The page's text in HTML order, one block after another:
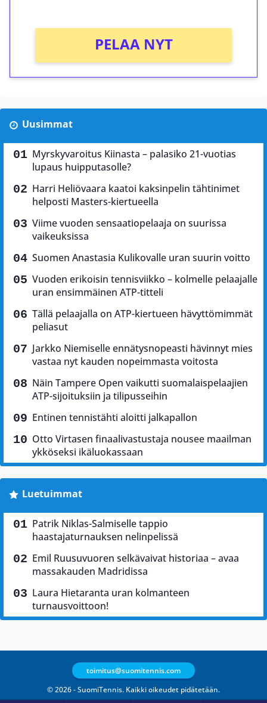
PELAA NYT
Uusimmat
Myrskyvaroitus Kiinasta – palasiko 21-vuotias
lupaus huipputasolle?
Harri Heliövaara kaatoi kaksinpelin tähtinimet
helposti Masters-kiertueella
Viime vuoden sensaatiopelaaja on suurissa
vaikeuksissa
Suomen Anastasia Kulikovalle uran suurin voitto
Vuoden erikoisin tennisviikko – kolmelle pelaajalle
uran ensimmäinen ATP-titteli
Tällä pelaajalla on ATP-kiertueen hävyttömimmät
peliasut
Jarkko Niemiselle ennätysnopeasti hävinnyt mies
vastaa nyt kauden nopeimmasta voitosta
Näin Tampere Open vaikutti suomalaispelaajien
ATP-sijoituksiin ja tilipusseihin
Entinen tennistähti aloitti jalkapallon
Otto Virtasen finaalivastustaja nousee maailman
ykköseksi ikäluokassaan
Luetuimmat
Patrik Niklas-Salmiselle tappio
haastajaturnauksen nelinpelissä
Emil Ruusuvuoren selkävaivat historiaa – avaa
massakauden Madridissa
Laura Hietaranta uran kolmanteen
turnausvoittoon!
© 2026 - SuomiTennis. Kaikki oikeudet pidätetään.
toimitus@suomitennis.com